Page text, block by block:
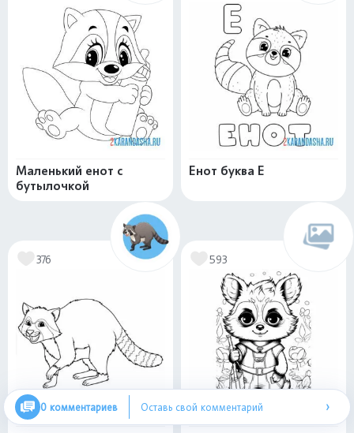
Маленький енот с
бутылочкой
Енот буква Е
376 593
0 комментариев Оставь свой комментарий ›